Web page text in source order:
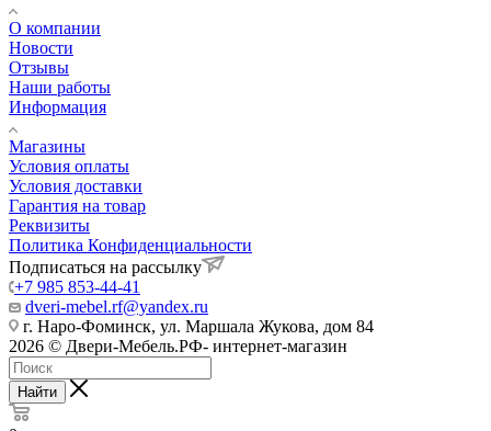
О компании
Новости
Отзывы
Наши работы
Информация
Магазины
Условия оплаты
Условия доставки
Гарантия на товар
Реквизиты
Политика Конфиденциальности
Подписаться на рассылку
+7 985 853-44-41
dveri-mebel.rf@yandex.ru
г. Наро-Фоминск, ул. Маршала Жукова, дом 84
2026 © Двери-Мебель.РФ- интернет-магазин
Найти